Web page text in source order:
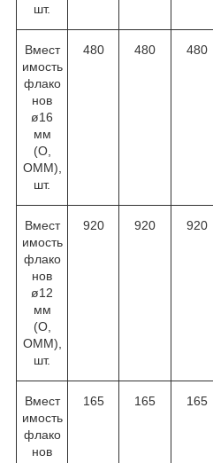
шт.
Вмест
имость
флако
нов
ø16
мм
(O,
OMM),
шт.
480 480 480
Вмест
имость
флако
нов
ø12
мм
(O,
OMM),
шт.
920 920 920
Вмест
имость
флако
нов
165 165 165